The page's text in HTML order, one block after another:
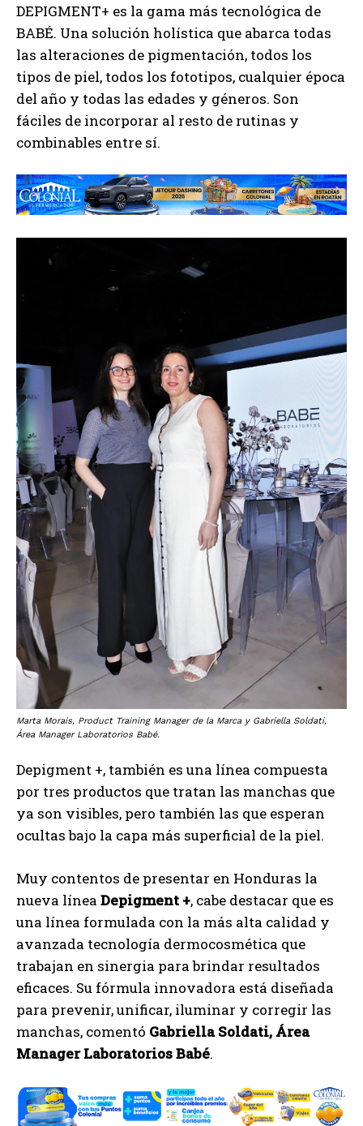
DEPIGMENT+ es la gama más tecnológica de
BABÉ. Una solución holística que abarca todas
las alteraciones de pigmentación, todos los
tipos de piel, todos los fototipos, cualquier época
del año y todas las edades y géneros. Son
fáciles de incorporar al resto de rutinas y
combinables entre sí.
Marta Morais, Product Training Manager de la Marca y Gabriella Soldati,
Área Manager Laboratorios Babé.
Depigment +, también es una línea compuesta
por tres productos que tratan las manchas que
ya son visibles, pero también las que esperan
ocultas bajo la capa más superficial de la piel.
Muy contentos de presentar en Honduras la
nueva línea Depigment +, cabe destacar que es
una línea formulada con la más alta calidad y
avanzada tecnología dermocosmética que
trabajan en sinergia para brindar resultados
eficaces. Su fórmula innovadora está diseñada
para prevenir, unificar, iluminar y corregir las
manchas, comentó Gabriella Soldati, Área
Manager Laboratorios Babé.